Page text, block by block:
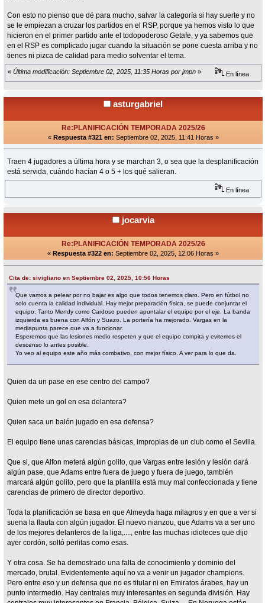
Con esto no pienso que dé para mucho, salvar la categoría si hay suerte y no
se le empiezan a cruzar los partidos en el RSP, porque ya hemos visto lo que
hicieron en el primer partido ante el todopoderoso Getafe, y ya sabemos que
en el RSP es complicado jugar cuando la situación se pone cuesta arriba y no
tienes ni pizca de calidad para medio solventar el tema.
« Última modificación: Septiembre 02, 2025, 11:35 Horas por jmpn » En línea
asturgabriel
Re:PLANIFICACIÓN TEMPORADA 2025/26
« Respuesta #321 en: Septiembre 02, 2025, 11:41 Horas »
Traen 4 jugadores a última hora y se marchan 3, o sea que la desplanificación
está servida, cuándo hacían 4 o 5 + los qué salieran.
En línea
jocarvia
Re:PLANIFICACIÓN TEMPORADA 2025/26
« Respuesta #322 en: Septiembre 02, 2025, 12:06 Horas »
Cita de: sivigliano en Septiembre 02, 2025, 10:56 Horas
Que vamos a pelear por no bajar es algo que todos tenemos claro. Pero en fútbol no
solo cuenta la calidad individual. Hay mejor preparación física, se puede conjuntar el
equipo. Tanto Mendy como Cardoso pueden apuntalar el equipo por el eje. La banda
izquierda es buena con Alfón y Suazo. La portería ha mejorado. Vargas en la
mediapunta parece que va a funcionar.
Esperemos que las lesiones medio respeten y que el equipo compita y evitemos el
descenso lo antes posible.
Yo veo al equipo este año más combativo, con mejor físico. A ver para lo que da.
Quien da un pase en ese centro del campo?
Quien mete un gol en esa delantera?
Quien saca un balón jugado en esa defensa?
El equipo tiene unas carencias básicas, impropias de un club como el Sevilla.
Que si, que Alfon meterá algún golito, que Vargas entre lesión y lesión dará
algún pase, que Adams entre fuera de juego y fuera de juego, también
marcará algún golito, pero que la plantilla está muy mal confeccionada y tiene
carencias de primero de director deportivo.
Toda la planificación se basa en que Almeyda haga milagros y en que a ver si
suena la flauta con algún jugador. El nuevo nianzou, que Adams va a ser uno
de los mejores delanteros de la liga,...., entre las muchas idioteces que dijo
ayer cordón, soltó perlitas como esas.
Y otra cosa. Se ha demostrado una falta de conocimiento y dominio del
mercado, brutal. Evidentemente aquí no va a venir un jugador champions.
Pero entre eso y un defensa que no es titular ni en Emiratos árabes, hay un
punto intermedio. Hay centrales muy interesantes en segunda división. Hay